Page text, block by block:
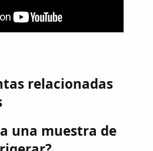
relacionadas
una muestra de